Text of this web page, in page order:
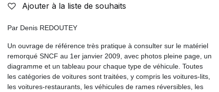
Ajouter à la liste de souhaits
Par Denis REDOUTEY
Un ouvrage de référence très pratique à consulter sur le matériel
remorqué SNCF au 1er janvier 2009, avec photos pleine page, un
diagramme et un tableau pour chaque type de véhicule. Toutes
les catégories de voitures sont traitées, y compris les voitures-lits,
les voitures-restaurants, les véhicules de rames réversibles, les